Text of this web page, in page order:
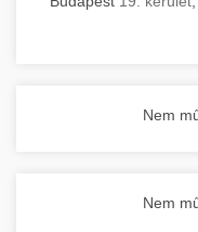
Nem
Nem